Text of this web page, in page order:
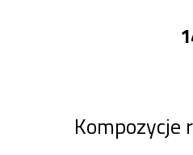
Kompozycje